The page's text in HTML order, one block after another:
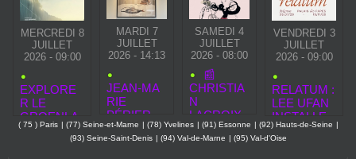
MERCREDI 8
JUILLET
2026 - 09:00
EXPLORE
R LE
GROENLA
ND AVEC
PAUL‑ÉMIL
MARDI 7
JUILLET
2026 - 14:13
JEAN‑MA
RIE
PÉRIER
EXPOSE
“LES
SAMEDI 4
JUILLET
2026 - 08:00
📰
CHRISTIA
N
LACROIX
À ARLES :
DESSINS,
VENDREDI 3
JUILLET
2026 - 09:00
RELATUM :
LEE UFAN
INSTALLE
L’INFINI AU
PALAIS
( 75 ) Paris | (77) Seine-et-Marne | (78) Yvelines | (91) Essonne | (92) Hauts-de-Seine |
(93) Seine-Saint-Denis | (94) Val-de-Marne | (95) Val-d'Oise